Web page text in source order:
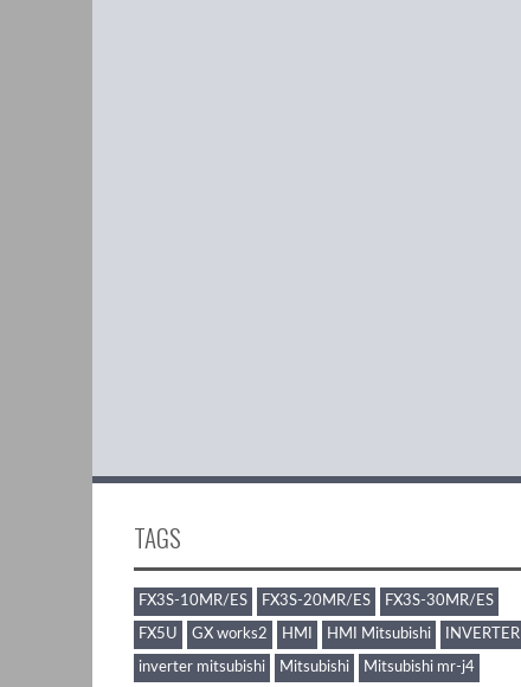
TAGS
FX3S-10MR/ES FX3S-20MR/ES FX3S-30MR/ES
FX5U GX works2 HMI HMI Mitsubishi INVERTER
inverter mitsubishi Mitsubishi Mitsubishi mr-j4